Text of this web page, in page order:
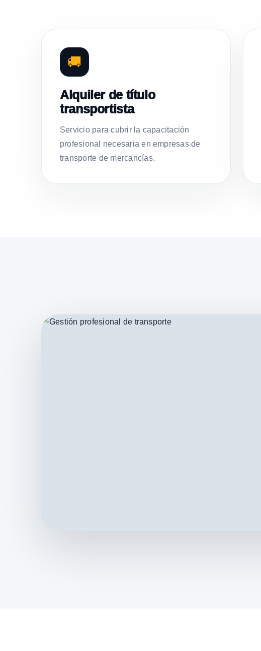
🚚
Alquiler de título
transportista
Servicio para cubrir la capacitación
profesional necesaria en empresas de
transporte de mercancías.